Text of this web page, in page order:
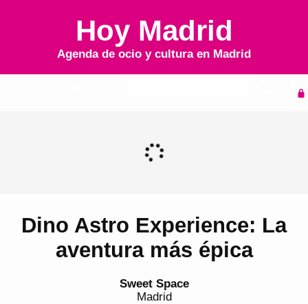
Hoy Madrid
Agenda de ocio y cultura en Madrid
Dino Astro Experience: La
aventura más épica
Sweet Space
Madrid